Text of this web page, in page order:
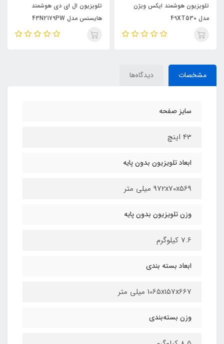
تلویزیون هوشمند ایکس ویژن
مدل 49XT530
تلویزیون ال ای دی هوشمند
هایسنس مدل 43N2179PW
مشخصات دیدگاه‌ها
سایز صفحه
43 اینچ
ابعاد تلویزیون بدون پایه
972x70x569 میلی متر
وزن تلویزیون بدون پایه
7.6 کیلوگرم
ابعاد بسته بندی
1065x157x667 میلی متر
وزن بسته‌بندی